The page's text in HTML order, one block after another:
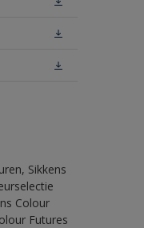
Sikkens
Colour
Futures